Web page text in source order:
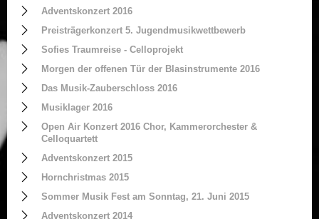
Adventskonzert 2016
Preisträgerkonzert 5. Jugendmusikwettbewerb
Sofies Traumreise - Celloprojekt
Morgen der offenen Tür der Blasinstrumente 2016
Das Musik-Zauberschloss 2016
Musiklager 2016
Open Air Konzert 2016 Chor, Kammerorchester &
Celloquartett
Adventskonzert 2015
Hornchristmas 2015
Sommer Musik Fest am Sonntag, 21. Juni 2015
Adventskonzert 2014